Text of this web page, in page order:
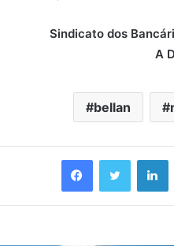
Sindicato dos
A
bellan
Facebook Twitter Linkedin